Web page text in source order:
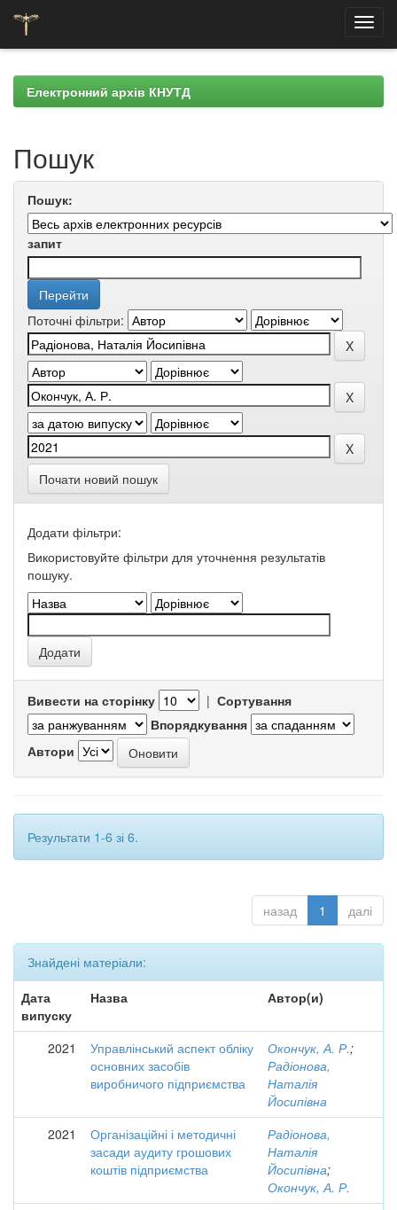
navigationЕлектронний архів КНУТД
Пошук
Пошук:
запит
Поточні фільтри:
Почати новий пошук
Додати фільтри:
Використовуйте фільтри для уточнення результатів
пошуку.
Вивести на сторінку | Сортування
Впорядкування
Автори
Результати 1-6 зі 6.
назад 1 далі
Знайдені матеріали:
Дата
випуску
Назва Автор(и)
2021
Управлінський аспект обліку
основних засобів
виробничого підприємства
Окончук, А. Р.;
Радіонова,
Наталія
Йосипівна
2021
Організаційні і методичні
засади аудиту грошових
коштів підприємства
Радіонова,
Наталія
Йосипівна;
Окончук, А. Р.